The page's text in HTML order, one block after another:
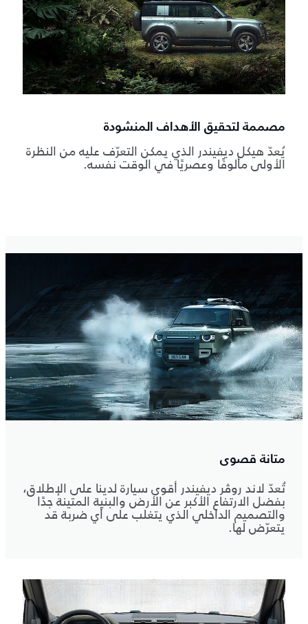
مصممة لتحقيق الأهداف المنشودة
يُعدّ هيكل ديفيندر الذي يمكن التعرّف عليه من النظرة
الأولى مألوفًا وعصريًا في الوقت نفسه.
متانة قصوى
تُعدّ لاند روڤر ديفيندر أقوى سيارة لدينا على الإطلاق،
بفضل الارتفاع الأكبر عن الأرض والبنية المتينة جدًا
والتصميم الداخلي الذي يتغلب على أي ضربة قد
يتعرّض لها.